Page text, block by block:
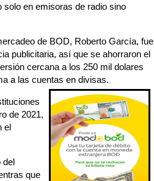
solo en emisoras de radio sino
de BOD, Roberto García, fue
publicitaria, así que se ahorraron el
cercana a los 250 mil dolares
a las cuentas en divisas.
de 2021,
el
del
que